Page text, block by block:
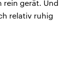
rein gerät. Und
relativ ruhig